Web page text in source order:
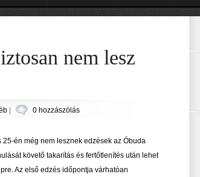
nem lesz
| 0 hozzászólás
25-én még nem lesznek edzések az Óbuda
követő takarítás és fertőtlenítés után lehet
Az első edzés időpontja várhatóan